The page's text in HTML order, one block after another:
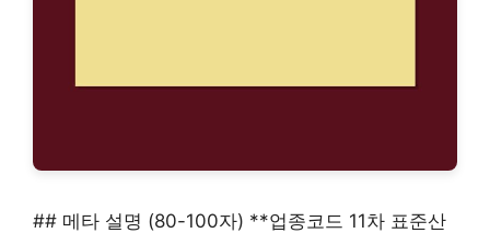
## 메타 설명 (80-100자) **업종코드 11차 표준산